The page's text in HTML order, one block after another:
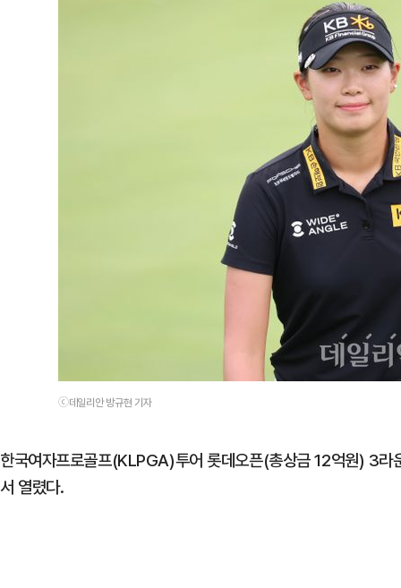
ⓒ데일리안 방규현 기자
한국여자프로골프(KLPGA)투어 롯데오픈(총상금 12억원) 3
서 열렸다.